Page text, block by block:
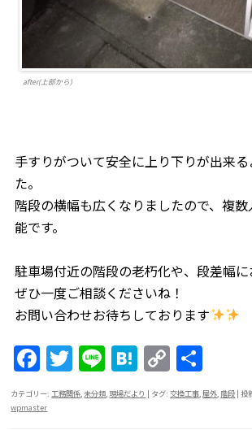
after(上部から)
手すりがついて安全に上り下りが出来
た。
階段の横幅も広くなりましたので、複
能です。
駐車場付近の階段の老朽化や、段差幅に
ぜひ一度ご相談くださいね！
お問い合わせお待ちしております
F
a
c
T
w
itt
Li
n
e
H
at
e
C
o
p
有
カテゴリー: 工務関係 ,未分類 現場だより | タグ:交換工事 ,屋外 階段 | 投
wpmaster